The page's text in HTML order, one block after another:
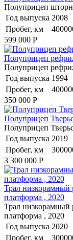
Полуприцеп
Год выпуска 2008
Пробег, км
599 000 Р
Полуприцеп
Полуприцеп
Год выпуска 1994
Пробег, км
350 000 Р
Полуприцеп
Полуприцеп
Год выпуска 2019
Пробег, км
3 300 000 Р
Трал
платформа , 2020
Трал
платформа , 2020
Год выпуска 2020
Пробег, км